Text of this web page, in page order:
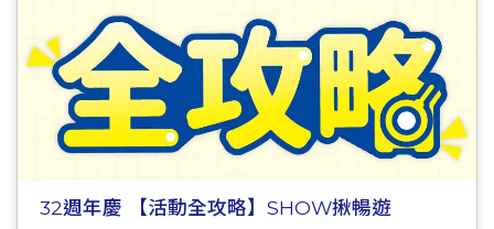
32週年慶 【活動全攻略】SHOW揪暢遊